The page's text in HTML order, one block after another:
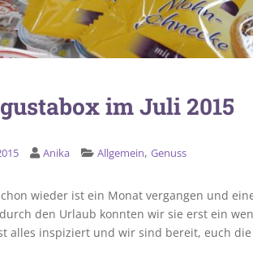
im Juli 2015
Anika Allgemein, Genuss
wieder ist ein Monat vergangen und
den Urlaub konnten wir sie erst ein
alles inspiziert und wir sind bereit, euch die